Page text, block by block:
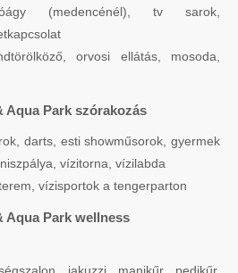
(medencénél), tv sarok,
orvosi ellátás, mosoda,
Park szórakozás
darts, esti showműsorok, gyermek
vízitorna, vízilabda
vízisportok a tengerparton
Aqua Park wellness